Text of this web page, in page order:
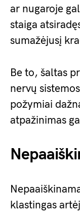
ar nugaroje
staiga
sumažėjusį
Be to, šaltas
nervų
požymiai
atpažinimas
klastingas